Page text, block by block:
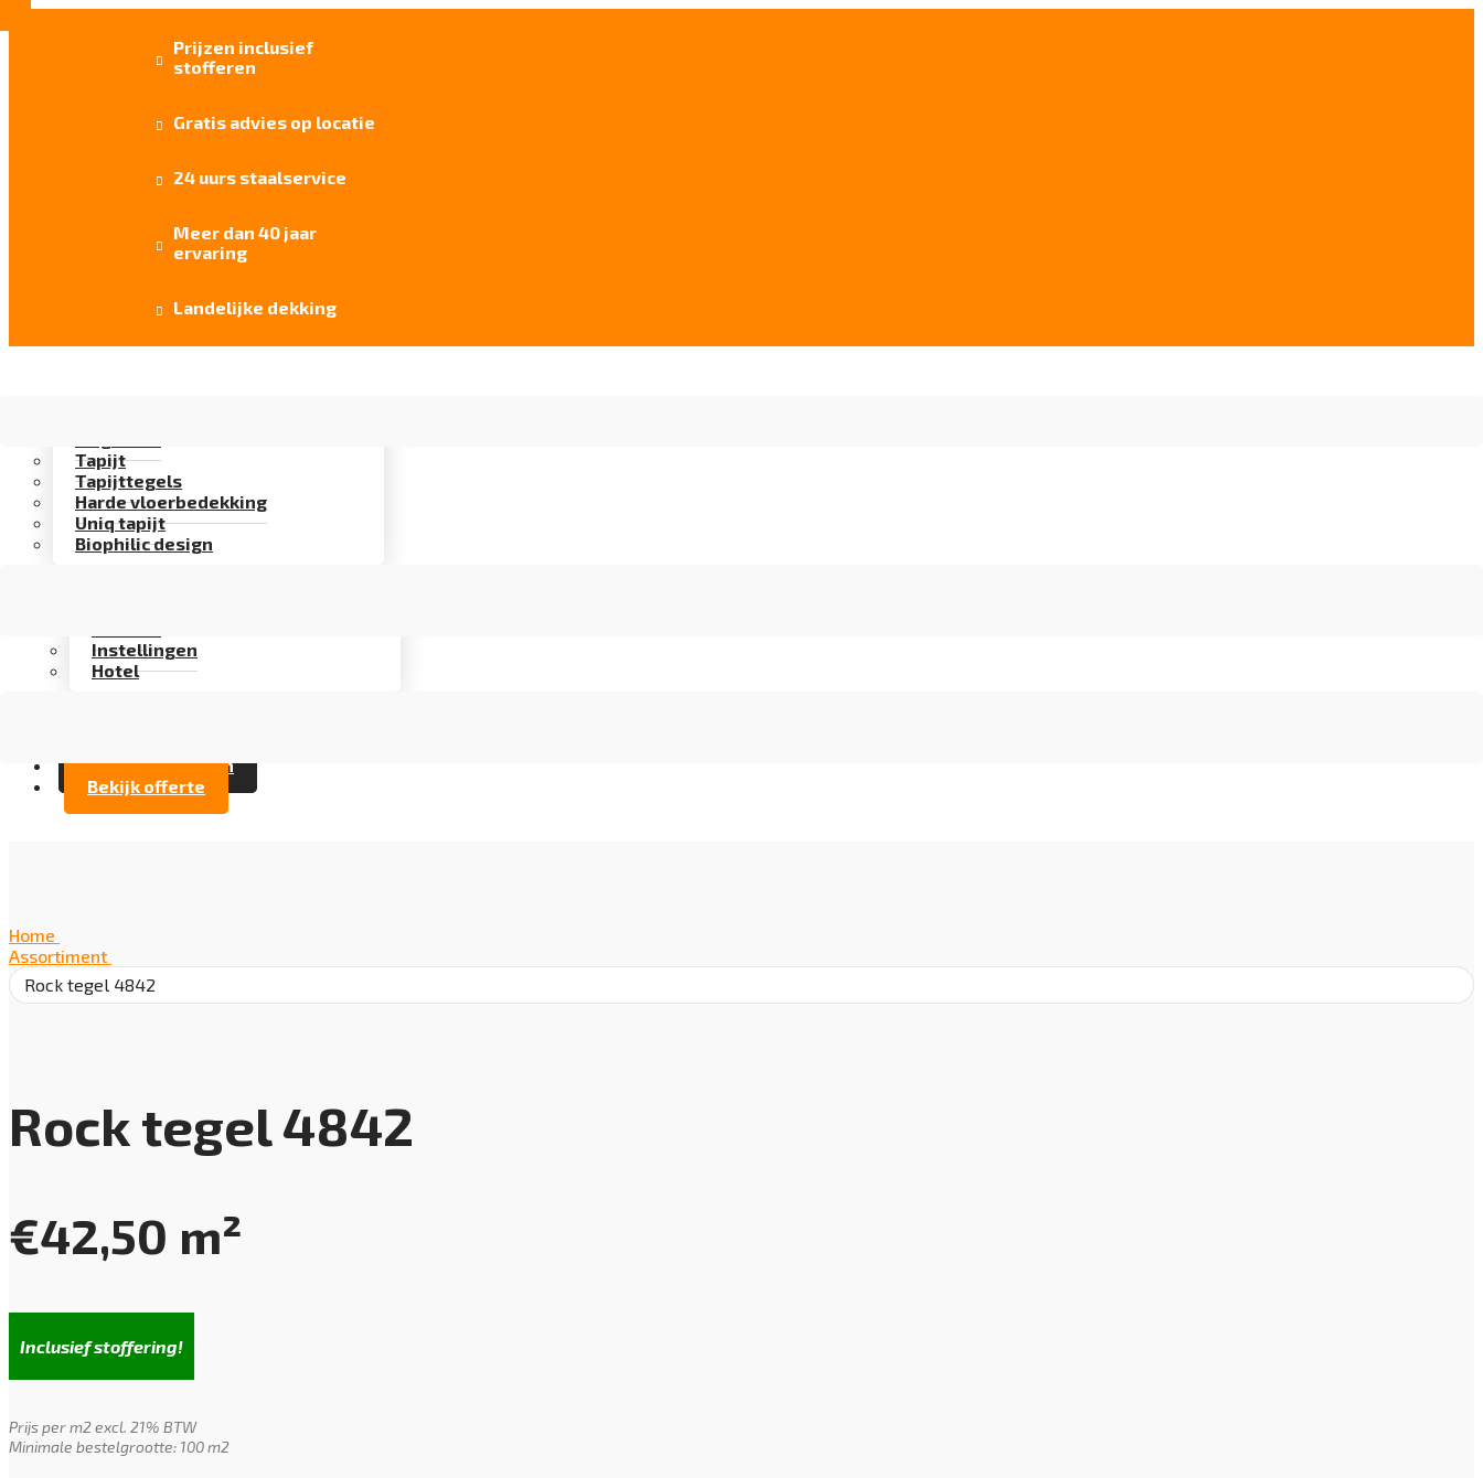

Prijzen inclusief
stofferen
 Gratis advies op locatie
 24 uurs staalservice

Meer dan 40 jaar
ervaring
 Landelijke dekking
Tapijt
Tapijttegels
Harde vloerbedekking
Uniq tapijt
Biophilic design
Instellingen
Hotel
Contact opnemen
Bekijk offerte
Home
Assortiment
Rock tegel 4842
Rock tegel 4842
€42,50 m²
Inclusief stoffering!
Prijs per m2 excl. 21% BTW
Minimale bestelgrootte: 100 m2